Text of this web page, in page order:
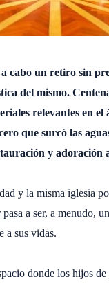
a cabo un retiro sin
del mismo.
relevantes en
que surcó las
y adoración
y la misma iglesia
a ser, a menudo,
a sus vidas.
donde los hijos de